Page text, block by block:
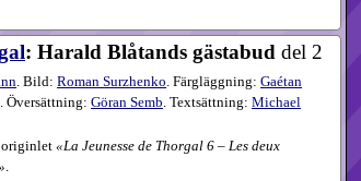
: Harald Blåtands gästabuddel 2
. Bild:Roman Surzhenko. Färgläggning:Gaétan
. Översättning:Göran Semb. Textsättning:Michael
originlet La Jeunesse de Thorgal 6 – Les deux
.